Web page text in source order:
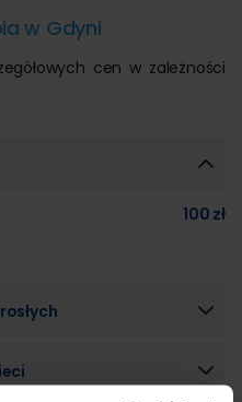
w Gdyni
cen w zależności
100 zł